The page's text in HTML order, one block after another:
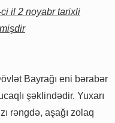
il 2 noyabr tarixli
Bayrağı eni bərabər
şəklindədir. Yuxarı
rəngdə, aşağı zolaq